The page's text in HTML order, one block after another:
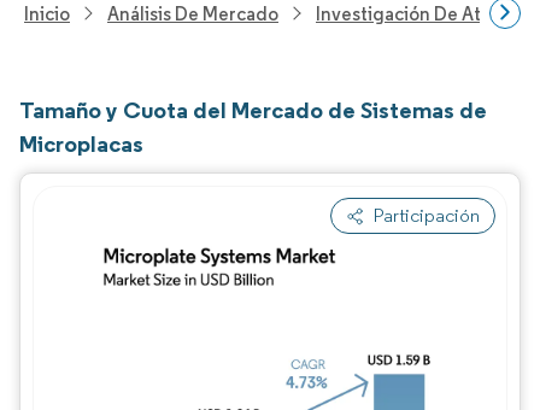
Inicio Análisis De Mercado Investigación De
Tamaño y Cuota del Mercado de Sistemas de
Microplacas
Participación